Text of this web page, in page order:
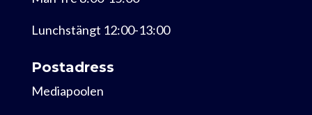
Lunchstängt 12:00-13:00
Postadress
Mediapoolen